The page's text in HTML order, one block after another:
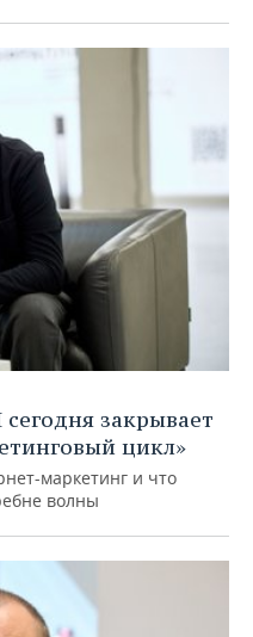
закрывает
цикл»
маркетинг и что
волны